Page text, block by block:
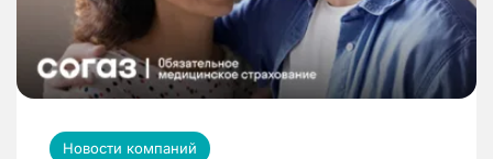
Новости компаний